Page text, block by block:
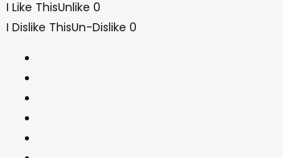
I Like ThisUnlike 0
I Dislike ThisUn-Dislike 0